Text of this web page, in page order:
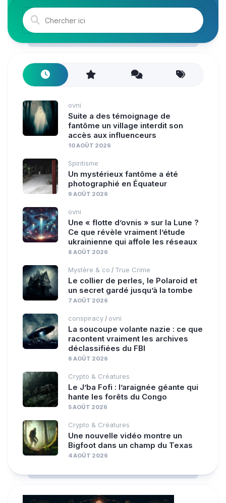
ovni
Suite a des témoignage de
fantôme un village interdit son
accès aux influenceurs
10 AOÛT 2026
Spiritisme
Un mystérieux fantôme a été
photographié en Équateur
9 AOÛT 2026
ovni
Une « flotte d’ovnis » sur la Lune ?
Ce que révèle vraiment l’étude
ukrainienne qui affole les réseaux
8 AOÛT 2026
Mystère & co / True Crime
Le collier de perles, le Polaroid et
un secret gardé jusqu’à la tombe
7 AOÛT 2026
conspiracy / ovni
La soucoupe volante nazie : ce que
racontent vraiment les archives
déclassifiées du FBI
6 AOÛT 2026
Crypto & Créatures
Le J’ba Fofi : l’araignée géante qui
hante les forêts du Congo
5 AOÛT 2026
Crypto & Créatures
Une nouvelle vidéo montre un
Bigfoot dans un champ du Texas
4 AOÛT 2026